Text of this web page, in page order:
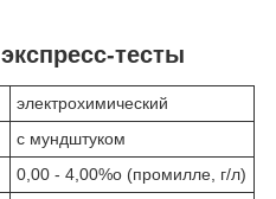
тесты
электрохимический
с мундштуком
0,00 - 4,00%о (промилле, г/л)